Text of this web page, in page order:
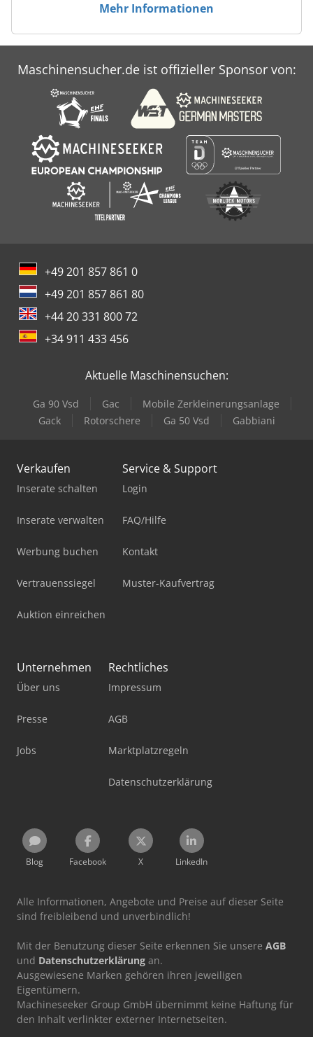
Mehr Informationen
Maschinensucher.de ist offizieller Sponsor von:
+49 201 857 861 0
+49 201 857 861 80
+44 20 331 800 72
+34 911 433 456
Aktuelle Maschinensuchen:
Ga 90 Vsd Gac
Mobile Zerkleinerungsanlage
Gack
Rotorschere Ga 50 Vsd Gabbiani
Verkaufen
Inserate schalten
Inserate verwalten
Werbung buchen
Vertrauenssiegel
Auktion einreichen
Service & Support
Login
FAQ/Hilfe
Kontakt
Muster-Kaufvertrag
Unternehmen
Über uns
Presse
Jobs
Rechtliches
Impressum
AGB
Marktplatzregeln
Datenschutzerklärung
Blog Facebook X LinkedIn
Alle Informationen, Angebote und Preise auf dieser Seite
sind freibleibend und unverbindlich!
Mit der Benutzung dieser Seite erkennen Sie unsere AGB
und Datenschutzerklärung an.
Ausgewiesene Marken gehören ihren jeweiligen
Eigentümern.
Machineseeker Group GmbH übernimmt keine Haftung für
den Inhalt verlinkter externer Internetseiten.